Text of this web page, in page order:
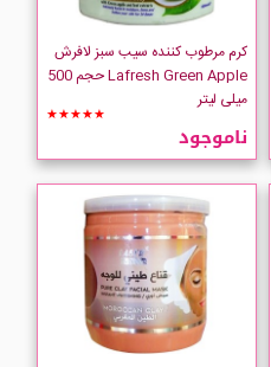
کرم مرطوب کننده سیب سبز لافرش
Lafresh Green Apple حجم 500
میلی لیتر
★★★★★
ناموجود